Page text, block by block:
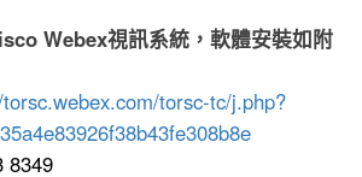
Webex視訊系統，軟體安裝如附
torsc-tc/j.php?
8349